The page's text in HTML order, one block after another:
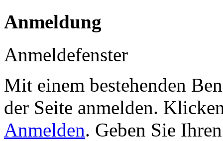
Anmeldung
Anmeldefenster
Mit einem bestehenden
der Seite anmelden.
Anmelden. Geben Sie